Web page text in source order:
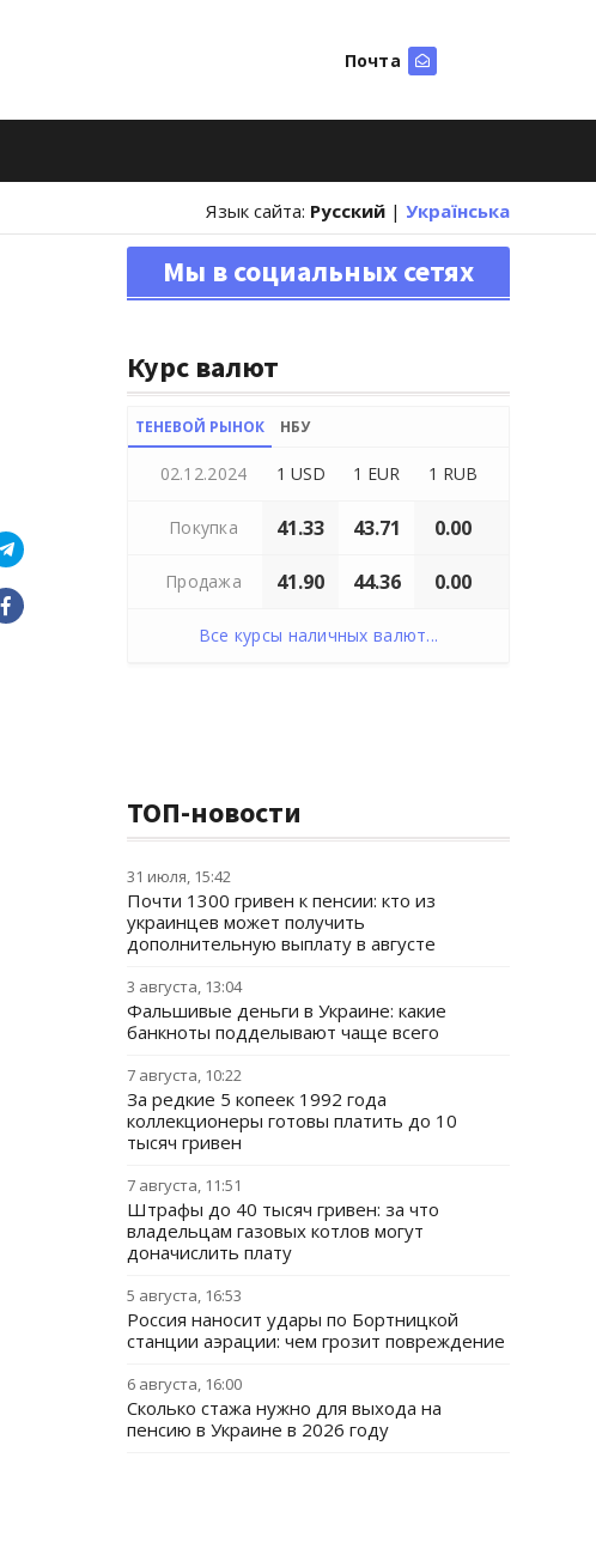
Почта
Язык сайта: Русский | Українська
Мы в социальных сетях
Курс валют
ТЕНЕВОЙ РЫНОК НБУ
02.12.2024 1 USD 1 EUR 1 RUB
Покупка 41.33 43.71 0.00
Продажа 41.90 44.36 0.00
Все курсы наличных валют...
ТОП-новости
31 июля, 15:42
Почти 1300 гривен к пенсии: кто из
украинцев может получить
дополнительную выплату в августе
3 августа, 13:04
Фальшивые деньги в Украине: какие
банкноты подделывают чаще всего
7 августа, 10:22
За редкие 5 копеек 1992 года
коллекционеры готовы платить до 10
тысяч гривен
7 августа, 11:51
Штрафы до 40 тысяч гривен: за что
владельцам газовых котлов могут
доначислить плату
5 августа, 16:53
Россия наносит удары по Бортницкой
станции аэрации: чем грозит повреждение
6 августа, 16:00
Сколько стажа нужно для выхода на
пенсию в Украине в 2026 году